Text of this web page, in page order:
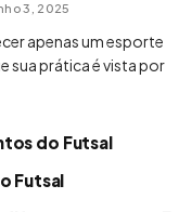
3, 2025
apenas um esporte
sua prática é vista por
do Futsal
Futsal